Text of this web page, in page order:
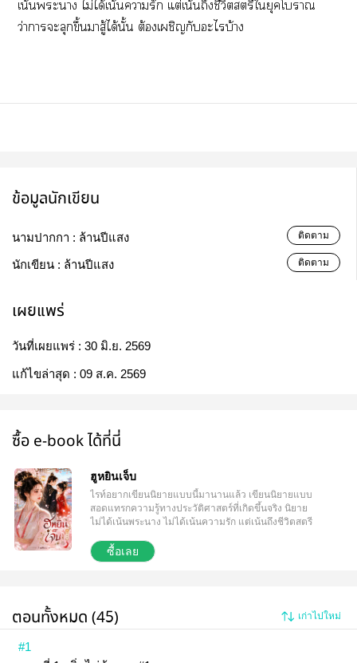
เน้นะา ไม่ได้เน้นารัก แต่เน้นถึงชีวิตสตรีใยุคโา
ว่าาะลุกขึ้นมาสู้ได้นั้น ต้องเผชิญกับะไบ้าง
ข้อมูลนักเขียน
นามปากกา : ล้านปีแสง ติดตาม
นักเขียน : ล้านปีแสง ติดตาม
เผยแพร่
วันที่เผยแพร่ : 30 มิ.ย. 2569
แก้ไขล่าสุด : 09 ส.ค. 2569
ซื้อ e-book ได้ที่นี่
ฮูหยินเจ็บ
ไรท์อยากเขียนนิยายแบบนี้มานานแล้ว เขียนนิยายแบบ
สอดแทรกความรู้ทางประวัติศาสตร์ที่เกิดขึ้นจริง นิยาย
ไม่ได้เน้นพระนาง ไม่ได้เน้นความรัก แต่เน้นถึงชีวิตสตรี
สามี มันไม่ได้ง่าย โปรดอ่านตัวอย่างก่อนซื้อ นิยายมีส่วน
หนึ่งอิงตามยุคสมัยจีนโบราณ
ซื้อเลย
ตอนทั้งหมด (45) เก่าไปใหม่
#1